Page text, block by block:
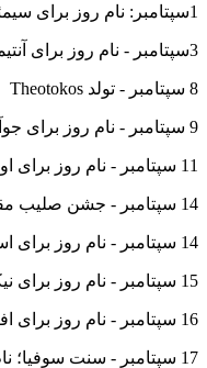
1سپتامبر: نام روز برای سیمئون
3سپتامبر - نام روز برای آنتیموس
8 سپتامبر - تولد Theotokos
9 سپتامبر - نام روز برای جوآچیم
11 سپتامبر - نام روز برای اوانتیا
14 سپتامبر - جشن صلیب مقدس
14 سپتامبر - نام روز برای استاوروس
15 سپتامبر - نام روز برای نیکیتاس
16 سپتامبر - نام روز برای افیمیا
17 سپتامبر - سنت سوفیا؛ نام روز برای سوفیا، آگاپی، الپیدا